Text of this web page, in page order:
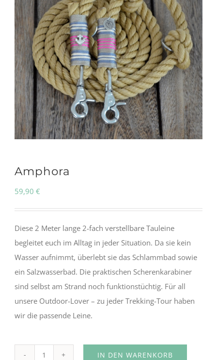
Amphora
59,90 €
Diese 2 Meter lange 2-fach verstellbare Tauleine
begleitet euch im Alltag in jeder Situation. Da sie kein
Wasser aufnimmt, überlebt sie das Schlammbad sowie
ein Salzwasserbad. Die praktischen Scherenkarabiner
sind selbst am Strand noch funktionstüchtig. Für all
unsere Outdoor-Lover – zu jeder Trekking-Tour haben
wir die passende Leine.
IN DEN WARENKORB